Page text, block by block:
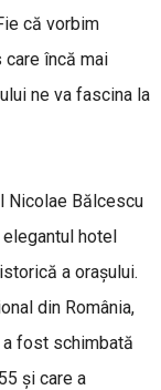
că vorbim
încă mai
ne va fascina la
Nicolae Bălcescu
hotel
a orașului.
din România,
a fost schimbată
și care a